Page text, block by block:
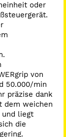
oder
von
50.000/min
präzise dank
dem weichen
und liegt
die